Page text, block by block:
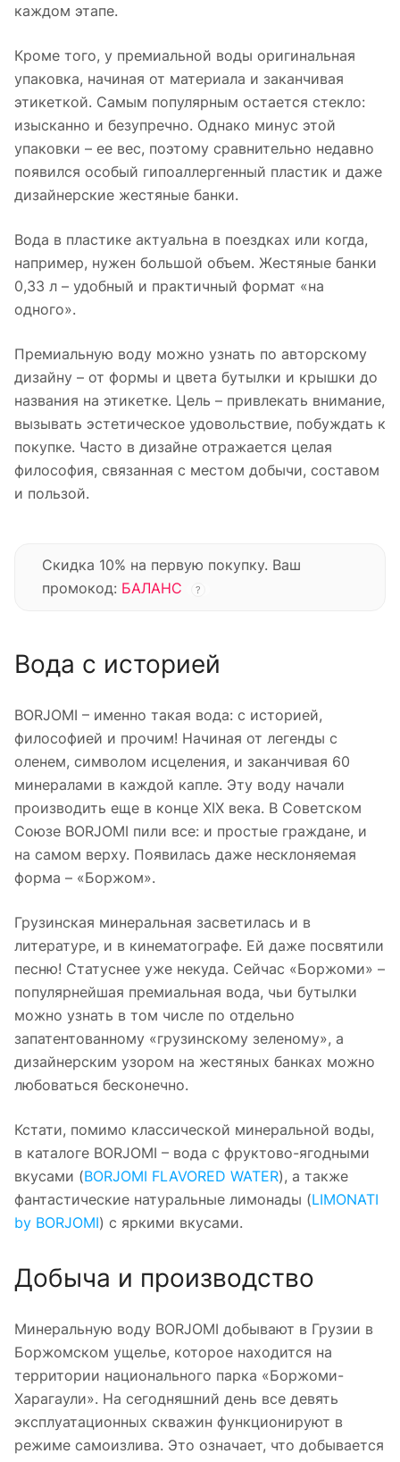
каждом этапе.
Кроме того, у премиальной воды оригинальная
упаковка, начиная от материала и заканчивая
этикеткой. Самым популярным остается стекло:
изысканно и безупречно. Однако минус этой
упаковки – ее вес, поэтому сравнительно недавно
появился особый гипоаллергенный пластик и даже
дизайнерские жестяные банки.
Вода в пластике актуальна в поездках или когда,
например, нужен большой объем. Жестяные банки
0,33 л – удобный и практичный формат «на
одного».
Премиальную воду можно узнать по авторскому
дизайну – от формы и цвета бутылки и крышки до
названия на этикетке. Цель – привлекать внимание,
вызывать эстетическое удовольствие, побуждать к
покупке. Часто в дизайне отражается целая
философия, связанная с местом добычи, составом
и пользой.
Скидка 10% на первую покупку. Ваш
промокод: БАЛАНС ?
Вода с историей
BORJOMI – именно такая вода: с историей,
философией и прочим! Начиная от легенды с
оленем, символом исцеления, и заканчивая 60
минералами в каждой капле. Эту воду начали
производить еще в конце XIX века. В Советском
Союзе BORJOMI пили все: и простые граждане, и
на самом верху. Появилась даже несклоняемая
форма – «Боржом».
Грузинская минеральная засветилась и в
литературе, и в кинематографе. Ей даже посвятили
песню! Статуснее уже некуда. Сейчас «Боржоми» –
популярнейшая премиальная вода, чьи бутылки
можно узнать в том числе по отдельно
запатентованному «грузинскому зеленому», а
дизайнерским узором на жестяных банках можно
любоваться бесконечно.
Кстати, помимо классической минеральной воды,
в каталоге BORJOMI – вода с фруктово-ягодными
вкусами (BORJOMI FLAVORED WATER), а также
фантастические натуральные лимонады (LIMONATI
by BORJOMI) с яркими вкусами.
Добыча и производство
Минеральную воду BORJOMI добывают в Грузии в
Боржомском ущелье, которое находится на
территории национального парка «Боржоми-
Харагаули». На сегодняшний день все девять
эксплуатационных скважин функционируют в
режиме самоизлива. Это означает, что добывается